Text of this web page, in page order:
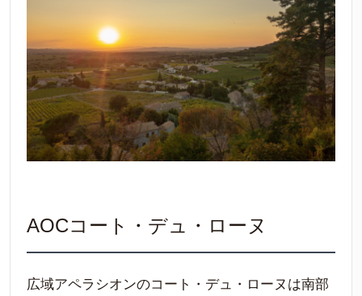
AOCコート・デュ・ローヌ
広域アペラシオンのコート・デュ・ローヌは南部